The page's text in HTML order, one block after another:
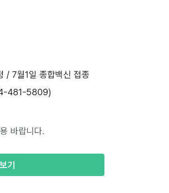
7월1일 종합백신 접종
481-5809)
바랍니다.
기